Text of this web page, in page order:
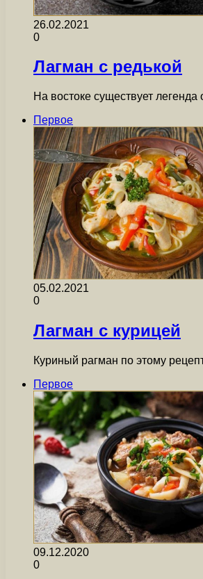
26.02.2021
0
Лагман с редькой
На востоке существует
Первое
05.02.2021
0
Лагман с курицей
Куриный рагман по этому
Первое
09.12.2020
0